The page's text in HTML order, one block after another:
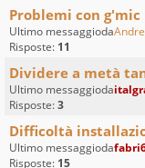
Problemi con g'mic
Ultimo messaggioda
Risposte: 11
Dividere a metà
Ultimo messaggioda
Risposte:3
Difficoltà
Ultimo messaggioda
Risposte: 15